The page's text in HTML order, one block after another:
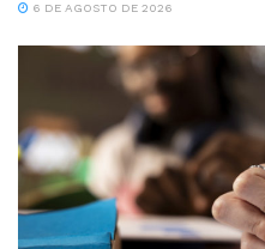
6 DE AGOSTO DE 2026